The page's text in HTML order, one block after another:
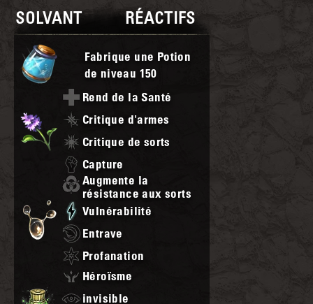
SOLVANT RÉACTIFS
Fabrique une Potion
de niveau 150
Rend de la Santé
Critique d'armes
Critique de sorts
Capture
Augmente la
résistance aux sorts
Vulnérabilité
Entrave
Profanation
Héroïsme
invisible